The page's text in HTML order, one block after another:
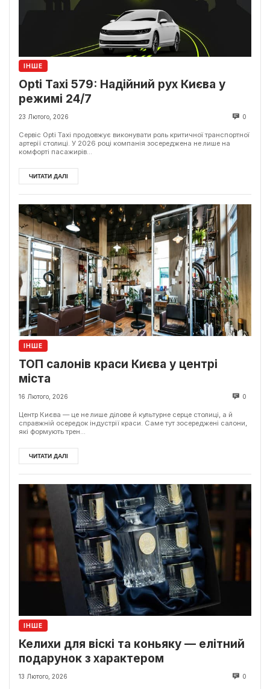
ІНШЕ
Opti Taxi 579: Надійний рух Києва у
режимі 24/7
23 Лютого, 2026 0
Сервіс Opti Taxi продовжує виконувати роль критичної транспортної
артерії столиці. У 2026 році компанія зосереджена не лише на
комфорті пасажирів...
ЧИТАТИ ДАЛІ
ІНШЕ
ТОП салонів краси Києва у центрі
міста
16 Лютого, 2026 0
Центр Києва — це не лише ділове й культурне серце столиці, а й
справжній осередок індустрії краси. Саме тут зосереджені салони,
які формують трен...
ЧИТАТИ ДАЛІ
ІНШЕ
Келихи для віскі та коньяку — елітний
подарунок з характером
13 Лютого, 2026 0